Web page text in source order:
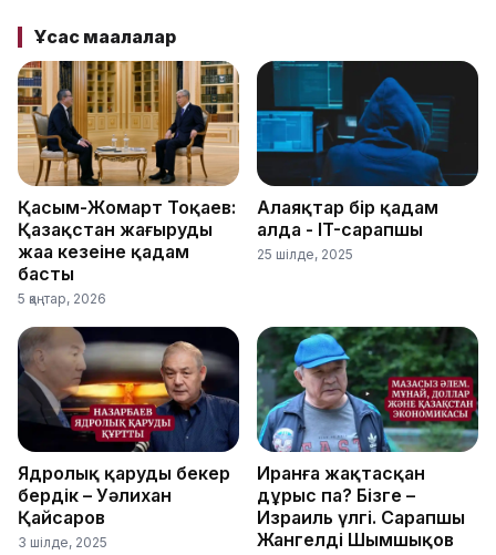
Ұқсас мақалалар
Қасым-Жомарт Тоқаев:
Қазақстан жаңғырудың
жаңа кезеңіне қадам
басты
5 қаңтар, 2026
Алаяқтар бір қадам
алда - IT-сарапшы
25 шілде, 2025
Ядролық қаруды бекер
бердік – Уәлихан
Қайсаров
3 шілде, 2025
Иранға жақтасқан
дұрыс па? Бізге –
Израиль үлгі. Сарапшы
Жангелді Шымшықов